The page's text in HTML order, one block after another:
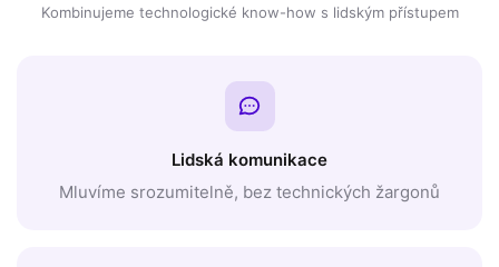
Kombinujeme technologické know-how s lidským přístupem
Lidská komunikace
Mluvíme srozumitelně, bez technických žargonů